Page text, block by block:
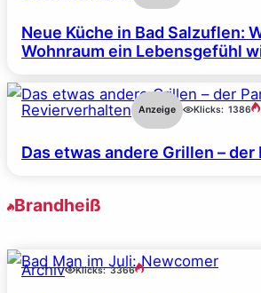
Neue Küche in Bad Salzuflen:
Wohnraum ein Lebensgefühl
Revierverhalten Anzeige Klicks: 1386
Das etwas andere Grillen – der
Brandheiß
Archiv Klicks: 3366